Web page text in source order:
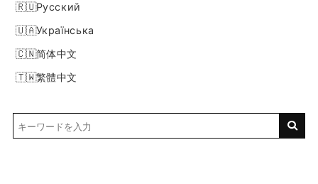
Русский
Українська
简体中文
繁體中文